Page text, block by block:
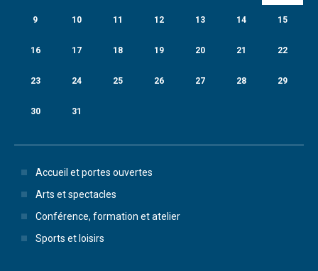
9 10 11 12 13 14 15
16 17 18 19 20 21 22
23 24 25 26 27 28 29
30 31
Accueil et portes ouvertes
Arts et spectacles
Conférence, formation et atelier
Sports et loisirs